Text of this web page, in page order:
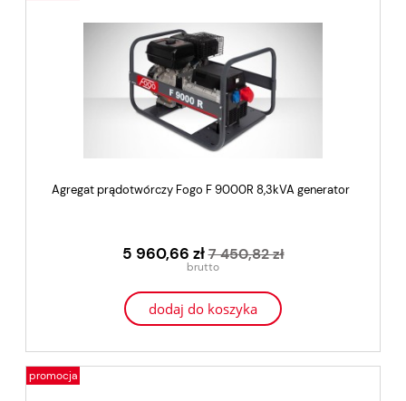
Agregat prądotwórczy Fogo F 9000R 8,3kVA generator
5 960,66 zł7 450,82 zł
dodaj do koszyka
promocja